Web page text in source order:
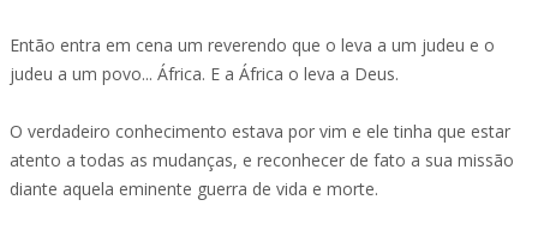
Então entra em cena um reverendo que o leva a um judeu e o
judeu a um povo... África. E a África o leva a Deus.
O verdadeiro conhecimento estava por vim e ele tinha que estar
atento a todas as mudanças, e reconhecer de fato a sua missão
diante aquela eminente guerra de vida e morte.